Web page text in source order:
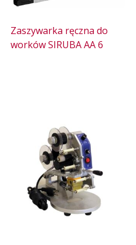
Zaszywarka ręczna do
worków SIRUBA AA 6